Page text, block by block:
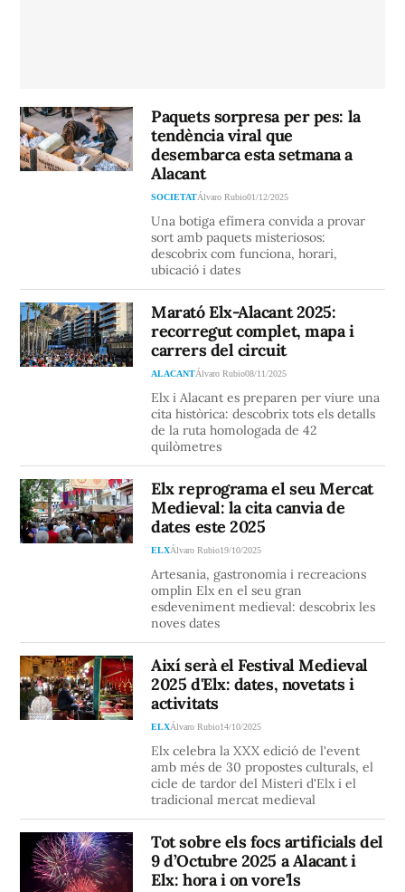
Paquets sorpresa per pes: la
tendència viral que
desembarca esta setmana a
Alacant
SOCIETATÁlvaro Rubio01/12/2025
Una botiga efímera convida a provar
sort amb paquets misteriosos:
descobrix com funciona, horari,
ubicació i dates
Marató Elx-Alacant 2025:
recorregut complet, mapa i
carrers del circuit
ALACANTÁlvaro Rubio08/11/2025
Elx i Alacant es preparen per viure una
cita històrica: descobrix tots els detalls
de la ruta homologada de 42
quilòmetres
Elx reprograma el seu Mercat
Medieval: la cita canvia de
dates este 2025
ELXÁlvaro Rubio19/10/2025
Artesania, gastronomia i recreacions
omplin Elx en el seu gran
esdeveniment medieval: descobrix les
noves dates
Així serà el Festival Medieval
2025 d'Elx: dates, novetats i
activitats
ELXÁlvaro Rubio14/10/2025
Elx celebra la XXX edició de l'event
amb més de 30 propostes culturals, el
cicle de tardor del Misteri d'Elx i el
tradicional mercat medieval
Tot sobre els focs artificials del
9 d’Octubre 2025 a Alacant i
Elx: hora i on vore'ls